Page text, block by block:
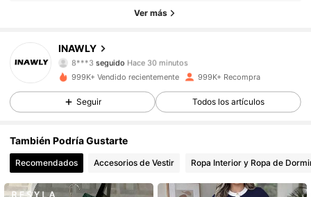
Ver más
INAWLY
8***3seguido
4,87
1.1M Seguidores
4,87 1.1M Seguidores
4,87 1.1M Seguidores
999K+ Vendido recientemente 999K+ Recompra
Seguir Todos los artículos
También Podría Gustarte
Recomendados Accesorios de Vestir Ropa Interior y Ropa de